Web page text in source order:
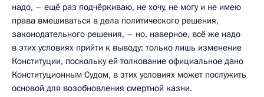
надо, – ещё раз подчёркиваю, не хочу, не могу и не имею
права вмешиваться в дела политического решения,
законодательного решения, – но, наверное, всё же надо
в этих условиях прийти к выводу: только лишь изменение
Конституции, поскольку ей толкование официальное дано
Конституционным Судом, в этих условиях может послужить
основой для возобновления смертной казни.